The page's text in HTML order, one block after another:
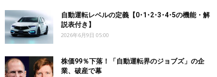
自動運転レベルの定義【0･1･2･3･4･5の機能・解
説表付き】
2026年6月9日 05:00
株価99％下落！「自動運転界のジョブズ」の企
業、破産で幕